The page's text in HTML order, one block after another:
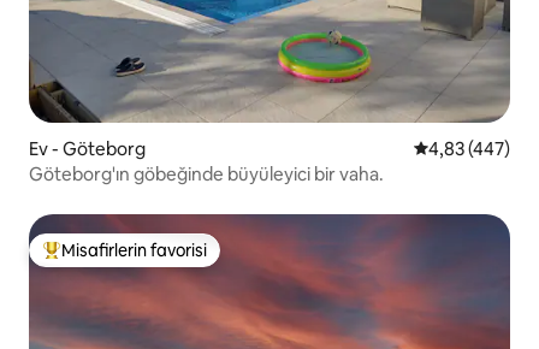
Ev - Göteborg 5 üzerinden
4,83 (447)
Göteborg'ın göbeğinde büyüleyici bir vaha.
Misafirlerin favorilerinden en beğenilenler arasında
Misafirlerin favorisi